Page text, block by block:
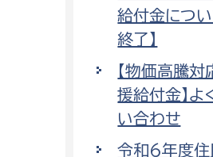
給付金につい
終了】
【物価高騰
援給付金】よ
い合わせ
令和6年度住